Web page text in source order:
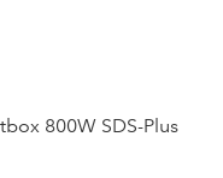
800W SDS-Plus